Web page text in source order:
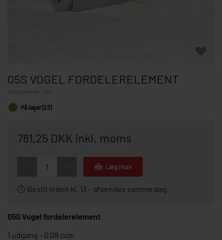
05S VOGEL FORDELERELEMENT
På lager (23)
781,25 DKK inkl. moms
Læg i kurv
Bestil inden kl. 13 – afsendes samme dag.
05S Vogel fordelerelement
1 udgang - 0.08 ccm